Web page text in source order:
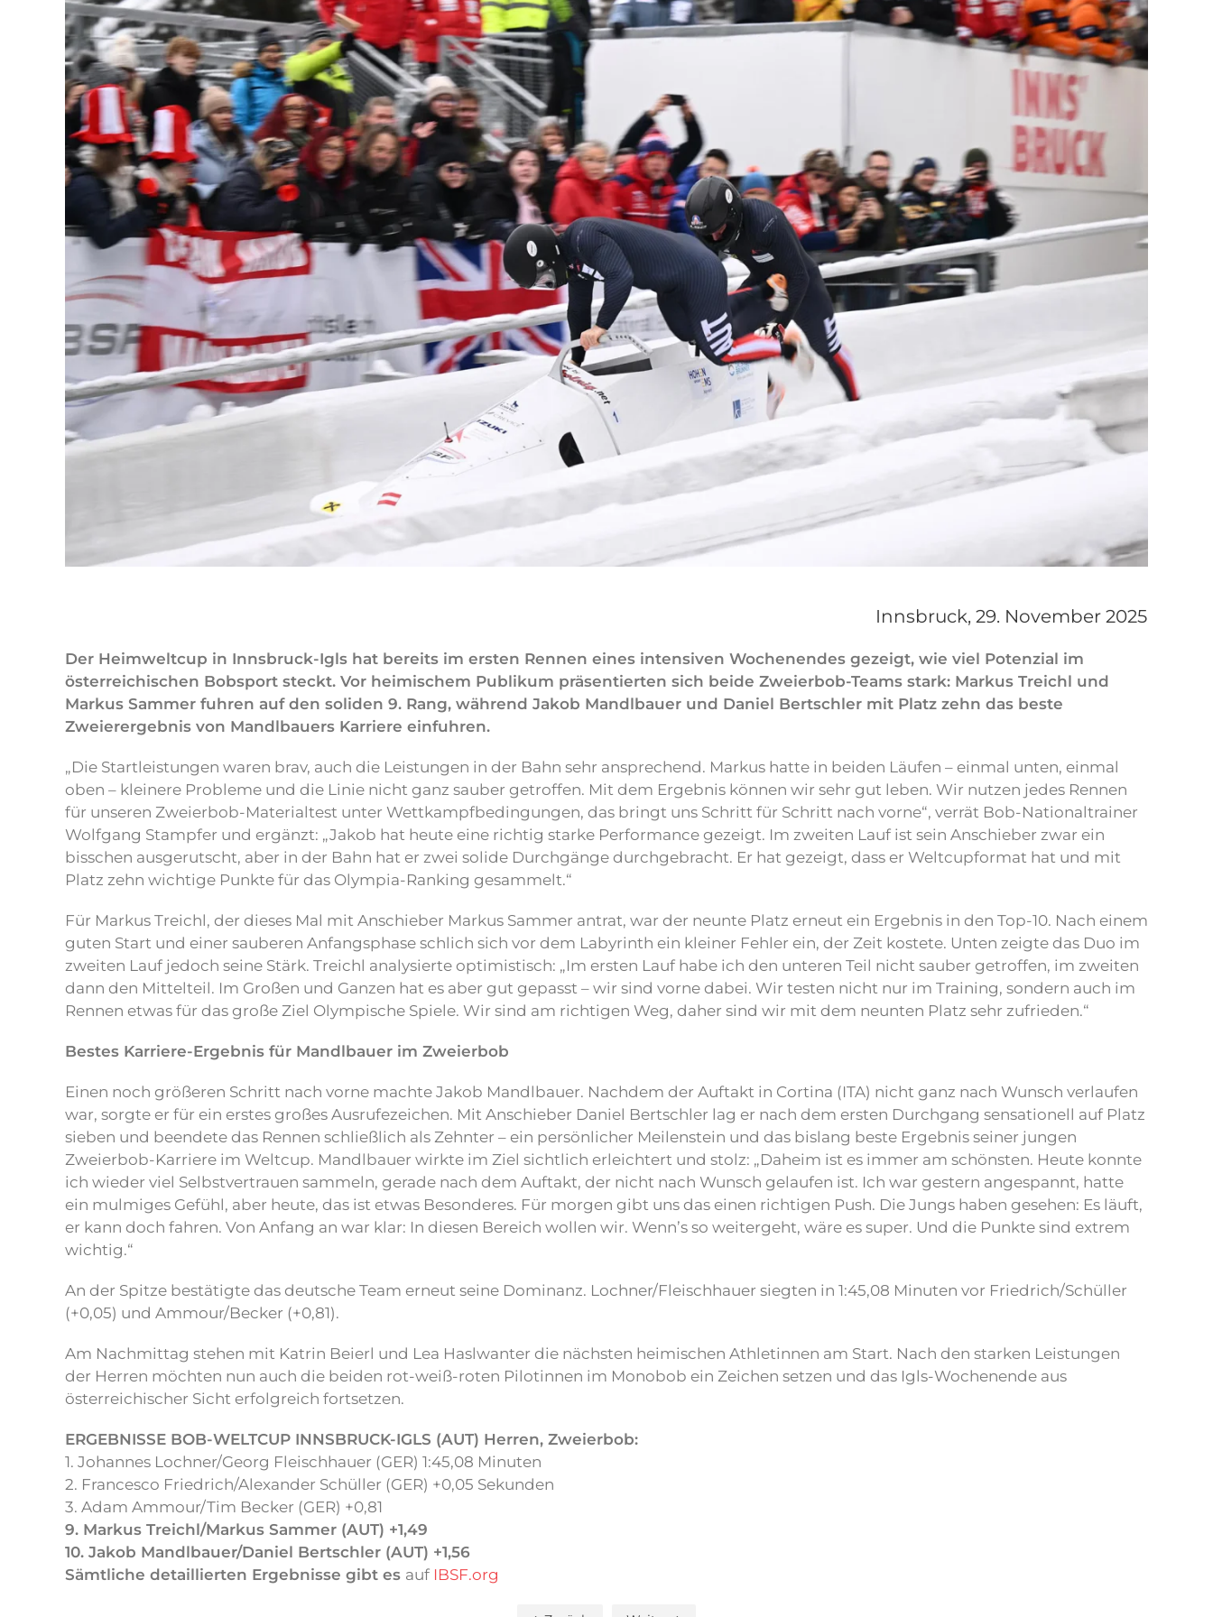
Innsbruck, 29. November 2025
Der Heimweltcup in Innsbruck-Igls hat bereits im ersten Rennen eines intensiven Wochenendes gezeigt, wie viel Potenzial im
österreichischen Bobsport steckt. Vor heimischem Publikum präsentierten sich beide Zweierbob-Teams stark: Markus Treichl und
Markus Sammer fuhren auf den soliden 9. Rang, während Jakob Mandlbauer und Daniel Bertschler mit Platz zehn das beste
Zweierergebnis von Mandlbauers Karriere einfuhren.
„Die Startleistungen waren brav, auch die Leistungen in der Bahn sehr ansprechend. Markus hatte in beiden Läufen – einmal unten, einmal
oben – kleinere Probleme und die Linie nicht ganz sauber getroffen. Mit dem Ergebnis können wir sehr gut leben. Wir nutzen jedes Rennen
für unseren Zweierbob-Materialtest unter Wettkampfbedingungen, das bringt uns Schritt für Schritt nach vorne“, verrät Bob-Nationaltrainer
Wolfgang Stampfer und ergänzt: „Jakob hat heute eine richtig starke Performance gezeigt. Im zweiten Lauf ist sein Anschieber zwar ein
bisschen ausgerutscht, aber in der Bahn hat er zwei solide Durchgänge durchgebracht. Er hat gezeigt, dass er Weltcupformat hat und mit
Platz zehn wichtige Punkte für das Olympia-Ranking gesammelt.“
Für Markus Treichl, der dieses Mal mit Anschieber Markus Sammer antrat, war der neunte Platz erneut ein Ergebnis in den Top-10. Nach einem
guten Start und einer sauberen Anfangsphase schlich sich vor dem Labyrinth ein kleiner Fehler ein, der Zeit kostete. Unten zeigte das Duo im
zweiten Lauf jedoch seine Stärk. Treichl analysierte optimistisch: „Im ersten Lauf habe ich den unteren Teil nicht sauber getroffen, im zweiten
dann den Mittelteil. Im Großen und Ganzen hat es aber gut gepasst – wir sind vorne dabei. Wir testen nicht nur im Training, sondern auch im
Rennen etwas für das große Ziel Olympische Spiele. Wir sind am richtigen Weg, daher sind wir mit dem neunten Platz sehr zufrieden.“
Bestes Karriere-Ergebnis für Mandlbauer im Zweierbob
Einen noch größeren Schritt nach vorne machte Jakob Mandlbauer. Nachdem der Auftakt in Cortina (ITA) nicht ganz nach Wunsch verlaufen
war, sorgte er für ein erstes großes Ausrufezeichen. Mit Anschieber Daniel Bertschler lag er nach dem ersten Durchgang sensationell auf Platz
sieben und beendete das Rennen schließlich als Zehnter – ein persönlicher Meilenstein und das bislang beste Ergebnis seiner jungen
Zweierbob-Karriere im Weltcup. Mandlbauer wirkte im Ziel sichtlich erleichtert und stolz: „Daheim ist es immer am schönsten. Heute konnte
ich wieder viel Selbstvertrauen sammeln, gerade nach dem Auftakt, der nicht nach Wunsch gelaufen ist. Ich war gestern angespannt, hatte
ein mulmiges Gefühl, aber heute, das ist etwas Besonderes. Für morgen gibt uns das einen richtigen Push. Die Jungs haben gesehen: Es läuft,
er kann doch fahren. Von Anfang an war klar: In diesen Bereich wollen wir. Wenn’s so weitergeht, wäre es super. Und die Punkte sind extrem
wichtig.“
An der Spitze bestätigte das deutsche Team erneut seine Dominanz. Lochner/Fleischhauer siegten in 1:45,08 Minuten vor Friedrich/Schüller
(+0,05) und Ammour/Becker (+0,81).
Am Nachmittag stehen mit Katrin Beierl und Lea Haslwanter die nächsten heimischen Athletinnen am Start. Nach den starken Leistungen
der Herren möchten nun auch die beiden rot-weiß-roten Pilotinnen im Monobob ein Zeichen setzen und das Igls-Wochenende aus
österreichischer Sicht erfolgreich fortsetzen.
ERGEBNISSE BOB-WELTCUP INNSBRUCK-IGLS (AUT) Herren, Zweierbob:
1. Johannes Lochner/Georg Fleischhauer (GER) 1:45,08 Minuten
2. Francesco Friedrich/Alexander Schüller (GER) +0,05 Sekunden
3. Adam Ammour/Tim Becker (GER) +0,81
9. Markus Treichl/Markus Sammer (AUT) +1,49
10. Jakob Mandlbauer/Daniel Bertschler (AUT) +1,56
Sämtliche detaillierten Ergebnisse gibt es auf IBSF.org